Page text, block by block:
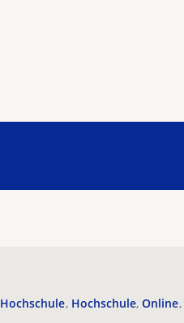
Hochschule Hochschule Online